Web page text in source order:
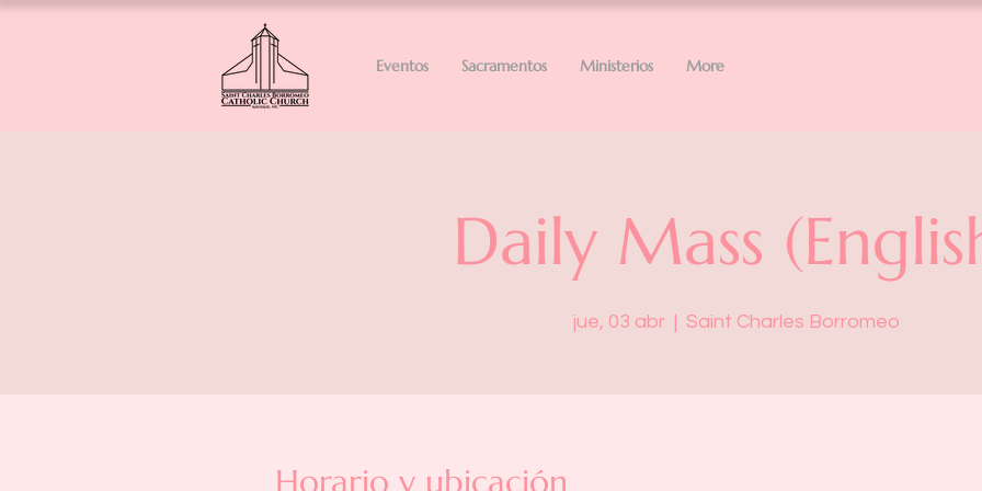
Eventos Sacramentos Ministerios More
Daily Mass
jue, 03 abr
  |
Saint Charles Borromeo
Horario y ubicación